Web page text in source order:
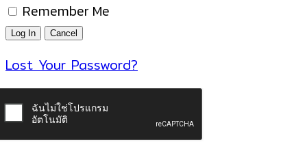
Remember Me
Lost Your Password?